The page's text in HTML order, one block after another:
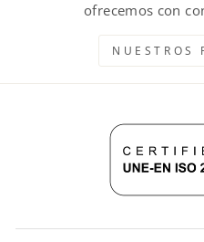
ofrecemos con
NUESTROS